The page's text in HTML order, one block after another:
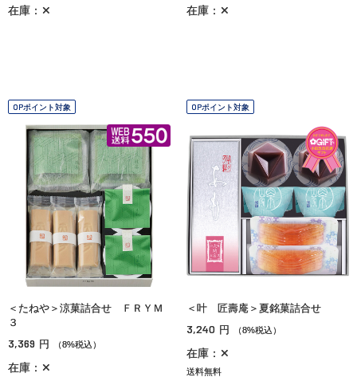
在庫：✕ 在庫：✕
OPポイント対象
＜たねや＞涼菓詰合せ ＦＲＹＭ
３
3,369 円 （8%税込）
在庫：✕
OPポイント対象
＜叶 匠壽庵＞夏銘菓詰合せ
3,240 円 （8%税込）
在庫：✕
送料無料